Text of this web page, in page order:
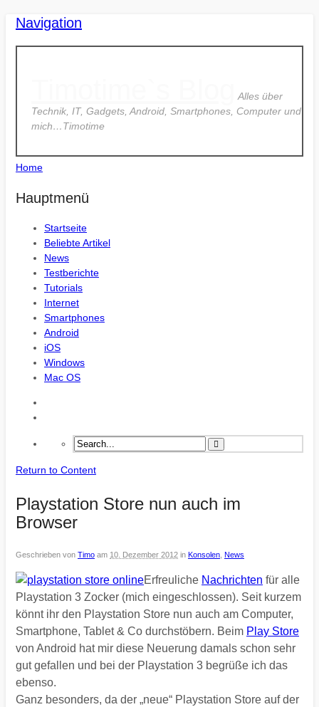
Navigation
Alles über
Technik, IT, Gadgets, Android, Smartphones, Computer und
mich…Timotime
Home
Hauptmenü
Startseite
Beliebte Artikel
News
Testberichte
Tutorials
Internet
Smartphones
Android
iOS
Windows
Mac OS
Return to Content
Playstation Store nun auch im
Browser
Geschrieben von Timo am 10. Dezember 2012 in Konsolen News
Erfreuliche Nachrichten für alle
Playstation 3 Zocker (mich eingeschlossen). Seit kurzem
könnt ihr den Playstation Store nun auch am Computer,
Smartphone, Tablet & Co durchstöbern. Beim Play Store
von Android hat mir diese Neuerung damals schon sehr
gut gefallen und bei der Playstation 3 begrüße ich das
ebenso.
Ganz besonders, da der „neue“ Playstation Store auf der